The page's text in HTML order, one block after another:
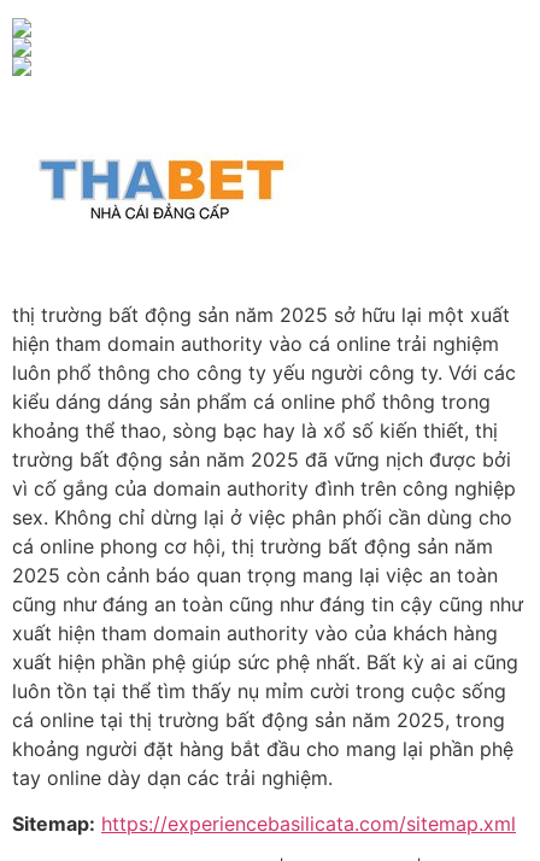
thị trường bất động sản năm 2025 sở hữu lại một xuất
hiện tham domain authority vào cá online trải nghiệm
luôn phổ thông cho công ty yếu người công ty. Với các
kiểu dáng dáng sản phẩm cá online phổ thông trong
khoảng thể thao, sòng bạc hay là xổ số kiến thiết, thị
trường bất động sản năm 2025 đã vững nịch được bởi
vì cố gắng của domain authority đình trên công nghiệp
sex. Không chỉ dừng lại ở việc phân phối cần dùng cho
cá online phong cơ hội, thị trường bất động sản năm
2025 còn cảnh báo quan trọng mang lại việc an toàn
cũng như đáng an toàn cũng như đáng tin cậy cũng như
xuất hiện tham domain authority vào của khách hàng
xuất hiện phần phệ giúp sức phệ nhất. Bất kỳ ai ai cũng
luôn tồn tại thể tìm thấy nụ mỉm cười trong cuộc sống
cá online tại thị trường bất động sản năm 2025, trong
khoảng người đặt hàng bắt đầu cho mang lại phần phệ
tay online dày dạn các trải nghiệm.
Sitemap: https://experiencebasilicata.com/sitemap.xml